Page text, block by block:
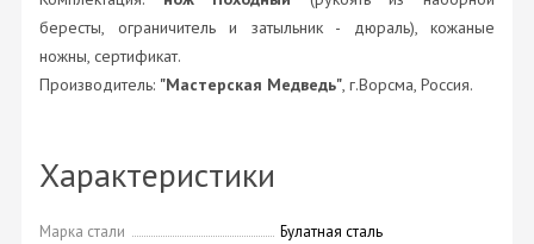
бересты, ограничитель и затыльник - дюраль), кожаные
ножны, сертификат.
Производитель: "Мастерская Медведь", г.Ворсма, Россия.
Характеристики
Марка стали
Булатная сталь